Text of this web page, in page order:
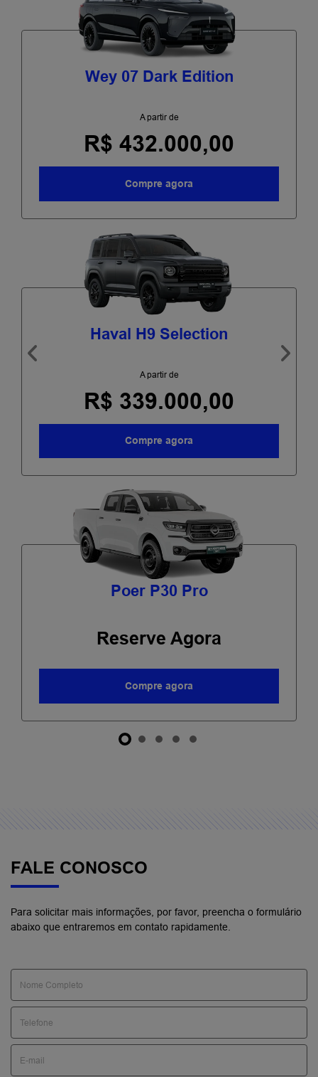
Wey 07 Dark Edition
A partir de
R$ 432.000,00
Compre agora
Haval H9 Selection
A partir de
R$ 339.000,00
Compre agora
Poer P30 Pro
Reserve Agora
Compre agora
Anterior
FALE CONOSCO
Para solicitar mais informações, por favor, preencha o formulário
abaixo que entraremos em contato rapidamente.